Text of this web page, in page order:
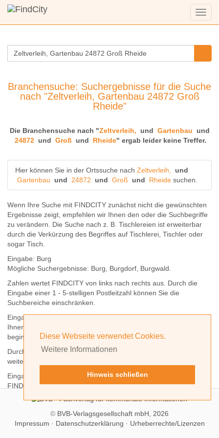
Diese Webseite verwendet Cookies.
Weitere Informationen
Hinweis schließen
Menü
Branchensuche: Suchergebnisse für die Suche
nach "Zeltverleih, Gartenbau 24872 Groß
Rheide"
Die Branchensuche nach "Zeltverleih, und Gartenbau
und
24872 und Groß und Rheide" ergab leider keine Treffer.
Hier können Sie in der Ortssuche nach Zeltverleih,
und
Gartenbau
und 24872 und Groß und Rheide suchen.
Wenn Ihre Suche mit FINDCITY zunächst nicht die gewünschten
Ergebnisse zeigt, empfehlen wir Ihnen den oder die Suchbegriffe
zu verändern. Die Suche nach z. B. Tischlereien ist erweiterbar
durch die Verkürzung des Begriffes auf Tischlerei Tischler oder
sogar Tisch
Eingabe: Burg
Mögliche Suchergebnisse: Burg Burgdorf, Burgwald.
Zahlen wertet FINDCITY von links nach rechts aus. Durch die
Eingabe einer 1 - 5-stelligen Postleitzahl können Sie die
Suchbereiche einschränken.
Eingabe:10
Ihnen werden
beginnt.
Durch Hinzufügen weiterer Ziffern können Sie den Suchbereich
weiter einschränken.
Eingabe:
FINDCITY präsentiert Ihnen ausschließlich die zu dieser
© BVB-Verlagsgesellschaft mbH, 2026
Impressum · Datenschutzerklärung · Urheberrechte/Lizenzen